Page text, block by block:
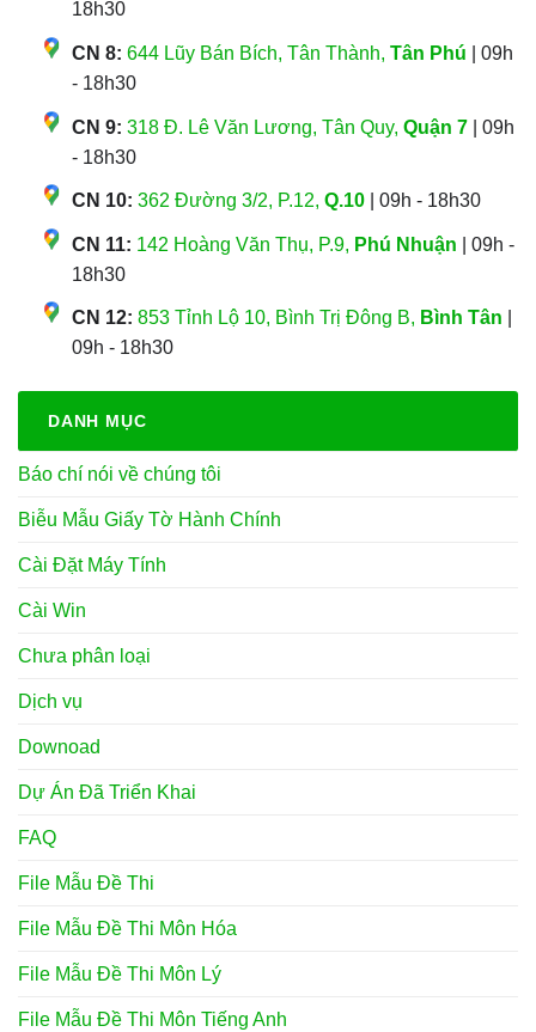
18h30
CN 8: 644 Lũy Bán Bích, Tân Thành, Tân Phú | 09h
- 18h30
CN 9: 318 Đ. Lê Văn Lương, Tân Quy, Quận 7 | 09h
- 18h30
CN 10: 362 Đường 3/2, P.12, Q.10 | 09h - 18h30
CN 11: 142 Hoàng Văn Thụ, P.9, Phú Nhuận | 09h -
18h30
CN 12: 853 Tỉnh Lộ 10, Bình Trị Đông B, Bình Tân
09h - 18h30
DANH MỤC
Báo chí nói về chúng tôi
Biễu Mẫu Giấy Tờ Hành Chính
Cài Đặt Máy Tính
Cài Win
Chưa phân loại
Dịch vụ
Downoad
Dự Án Đã Triển Khai
FAQ
File Mẫu Đề Thi
File Mẫu Đề Thi Môn Hóa
File Mẫu Đề Thi Môn Lý
File Mẫu Đề Thi Môn Tiếng Anh